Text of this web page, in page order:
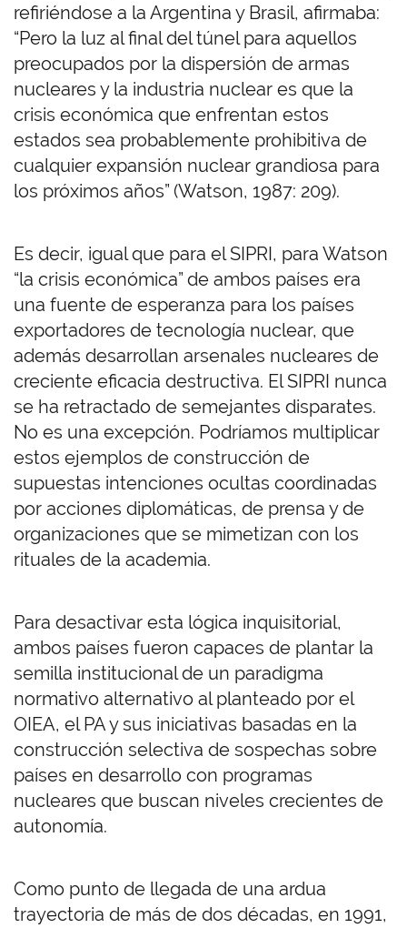
refiriéndose a la Argentina y Brasil, afirmaba:
“Pero la luz al final del túnel para aquellos
preocupados por la dispersión de armas
nucleares y la industria nuclear es que la
crisis económica que enfrentan estos
estados sea probablemente prohibitiva de
cualquier expansión nuclear grandiosa para
los próximos años” (Watson, 1987: 209).
Es decir, igual que para el SIPRI, para Watson
“la crisis económica” de ambos países era
una fuente de esperanza para los países
exportadores de tecnología nuclear, que
además desarrollan arsenales nucleares de
creciente eficacia destructiva. El SIPRI nunca
se ha retractado de semejantes disparates.
No es una excepción. Podríamos multiplicar
estos ejemplos de construcción de
supuestas intenciones ocultas coordinadas
por acciones diplomáticas, de prensa y de
organizaciones que se mimetizan con los
rituales de la academia.
Para desactivar esta lógica inquisitorial,
ambos países fueron capaces de plantar la
semilla institucional de un paradigma
normativo alternativo al planteado por el
OIEA, el PA y sus iniciativas basadas en la
construcción selectiva de sospechas sobre
países en desarrollo con programas
nucleares que buscan niveles crecientes de
autonomía.
Como punto de llegada de una ardua
trayectoria de más de dos décadas, en 1991,